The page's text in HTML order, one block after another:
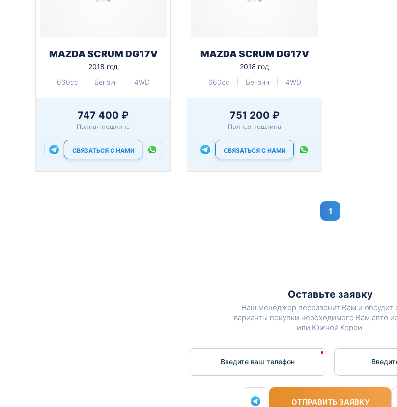
MAZDA SCRUM DG17V
2018 год
660cc
Бензин 4WD
747 400 ₽
Полная пошлина
СВЯЗАТЬСЯ С НАМИ
MAZDA SCRUM DG17V
2018 год
660cc
Бензин 4WD
751 200 ₽
Полная пошлина
СВЯЗАТЬСЯ С НАМИ
1
Оставьте заявку
Наш менеджер перезвонит Вам и обсудит
варианты покупки необходимого Вам авто
или Южной Кореи.
Введите ваш телефон
ОТПРАВИТЬ ЗАЯВКУ